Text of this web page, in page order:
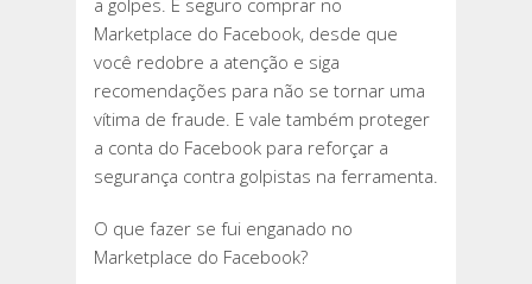
a golpes. É seguro comprar no
Marketplace do Facebook, desde que
você redobre a atenção e siga
recomendações para não se tornar uma
vítima de fraude. E vale também proteger
a conta do Facebook para reforçar a
segurança contra golpistas na ferramenta.
O que fazer se fui enganado no
Marketplace do Facebook?